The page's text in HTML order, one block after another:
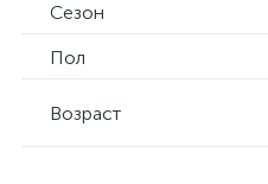
Сезон
Пол
Возраст